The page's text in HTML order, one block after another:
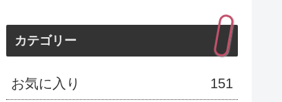
カテゴリー
お気に入り 151